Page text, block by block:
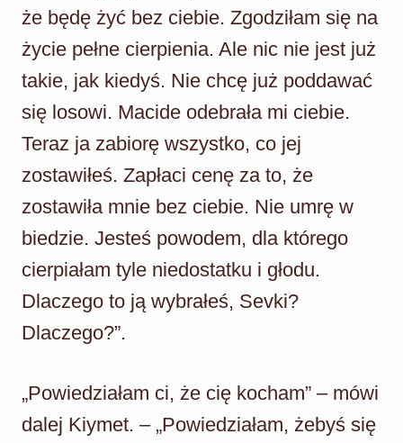
że będę żyć bez ciebie. Zgodziłam się na
życie pełne cierpienia. Ale nic nie jest już
takie, jak kiedyś. Nie chcę już poddawać
się losowi. Macide odebrała mi ciebie.
Teraz ja zabiorę wszystko, co jej
zostawiłeś. Zapłaci cenę za to, że
zostawiła mnie bez ciebie. Nie umrę w
biedzie. Jesteś powodem, dla którego
cierpiałam tyle niedostatku i głodu.
Dlaczego to ją wybrałeś, Sevki?
Dlaczego?”.
„Powiedziałam ci, że cię kocham” – mówi
dalej Kiymet. – „Powiedziałam, żebyś się